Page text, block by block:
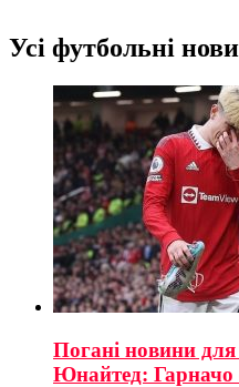
Усі футбольні
Погані новини
Юнайтед: Гарначо